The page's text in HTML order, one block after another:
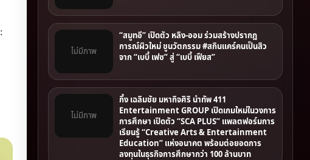
ไม่มีภาพ
“สมูทอี” เปิดตัว หลิง-ออม ร่วมสร้างปรากฎ
การณ์ผิวใหม่ ชูนวัตกรรม #สกินแคร์คนเป็นสิว
จาก “เบบี้ เฟซ” สู่ “เบบี้ เฟียส”
ไม่มีภาพ
กึ้ง เฉลิมชัย มหากิจศิริ นำทัพ 411
Entertainment GROUP เปิดเกมใหม่ในวงการ
การศึกษา เปิดตัว “SCA PLUS” แพลตฟอร์มการ
เรียนรู้ “Creative Arts & Entertainment
Education” แห่งอนาคต พร้อมต่อยอดการ
ลงทุนในธุรกิจการศึกษากว่า 100 ล้านบาท